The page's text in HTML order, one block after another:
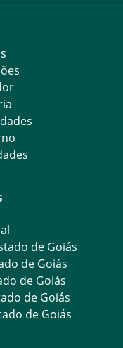
de Goiás
de Goiás
de Goiás
de Goiás
de Goiás